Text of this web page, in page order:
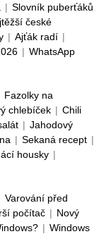
| Slovník puberťáků
české
| Ajťák radí |
| WhatsApp
Fazolky na
chlebíček | Chili
| Jahodový
| Sekaná recept |
housky |
Varování před
počítač | Nový
| Windows